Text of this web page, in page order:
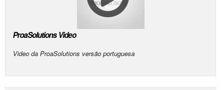
ProaSolutions Video
Video da ProaSolutions versão portuguesa